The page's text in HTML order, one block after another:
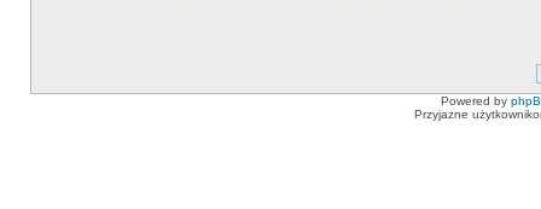
Powered by
Przyjazne